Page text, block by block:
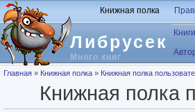
Перейти к основному содержанию
Либрусек
Много книг
Книжная полка
Вы здесь
Главная » Книжная полка » Книжная полка
Книжная полка